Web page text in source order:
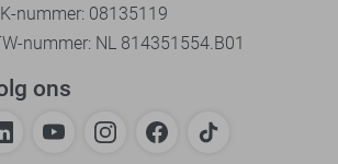
nummer: 08135119
nummer: NL 814351554.B01
ons